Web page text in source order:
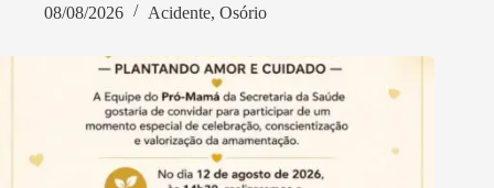
08/08/2026
Acidente, Osório